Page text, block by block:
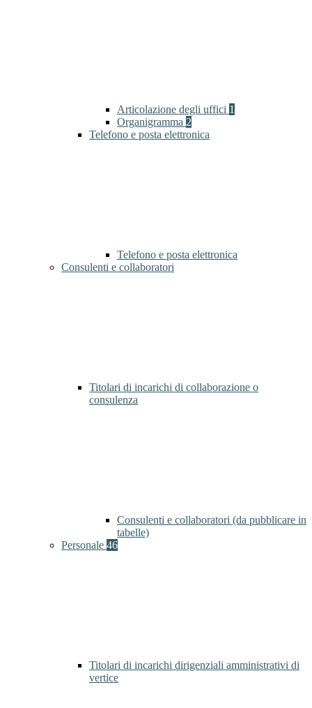
Articolazione degli uffici 1
Organigramma 2
Telefono e posta elettronica
Telefono e posta elettronica
Consulenti e collaboratori
Titolari di incarichi di collaborazione o
consulenza
Consulenti e collaboratori (da pubblicare in
tabelle)
Personale 46
Titolari di incarichi dirigenziali amministrativi di
vertice